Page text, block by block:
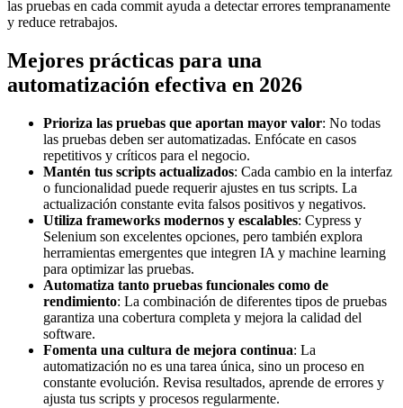
las pruebas en cada commit ayuda a detectar errores tempranamente
y reduce retrabajos.
Mejores prácticas para una
automatización efectiva en 2026
Prioriza las pruebas que aportan mayor valor: No todas
las pruebas deben ser automatizadas. Enfócate en casos
repetitivos y críticos para el negocio.
Mantén tus scripts actualizados: Cada cambio en la interfaz
o funcionalidad puede requerir ajustes en tus scripts. La
actualización constante evita falsos positivos y negativos.
Utiliza frameworks modernos y escalables: Cypress y
Selenium son excelentes opciones, pero también explora
herramientas emergentes que integren IA y machine learning
para optimizar las pruebas.
Automatiza tanto pruebas funcionales como de
rendimiento: La combinación de diferentes tipos de pruebas
garantiza una cobertura completa y mejora la calidad del
software.
Fomenta una cultura de mejora continua: La
automatización no es una tarea única, sino un proceso en
constante evolución. Revisa resultados, aprende de errores y
ajusta tus scripts y procesos regularmente.